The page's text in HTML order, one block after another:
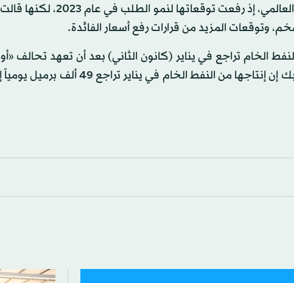
وبدت أوبك متفائلة إزاء آفاق الاقتصاد
وتوقعات المزيد من قرارات رفع أسعار الفائدة.
الخام تراجع في يناير (كانون الثاني) بعد أن تعهد تحالف